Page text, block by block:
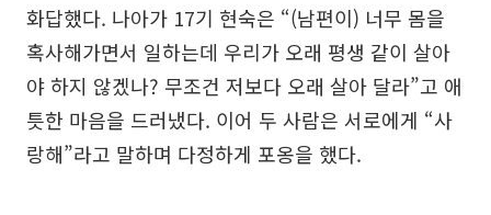
화답했다. 나아가 17기 현숙은 “(남편이) 너무 몸을
혹사해가면서 일하는데 우리가 오래 평생 같이 살아
야 하지 않겠나? 무조건 저보다 오래 살아 달라”고 애
틋한 마음을 드러냈다. 이어 두 사람은 서로에게 “사
랑해”라고 말하며 다정하게 포옹을 했다.